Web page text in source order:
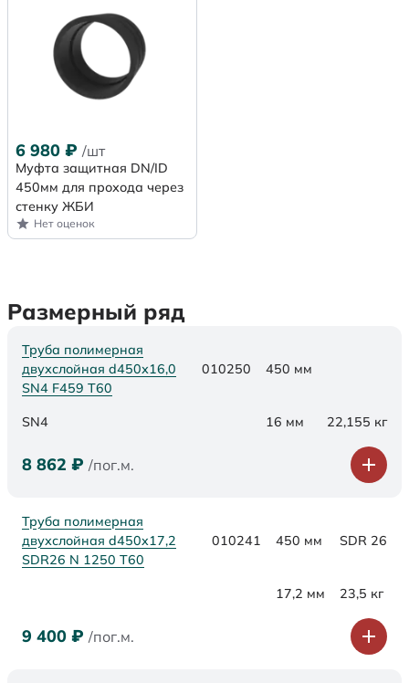
6 980 ₽ /шт
Муфта защитная DN/ID
450мм для прохода через
стенку ЖБИ
Нет оценок
Размерный ряд
Труба полимерная
двухслойная d450х16,0
SN4 F459 Т60
010250 450 мм
SN4 16 мм 22,155 кг
8 862 ₽ /пог.м.
Труба полимерная
двухслойная d450x17,2
SDR26 N 1250 Т60
010241 450 мм SDR 26
17,2 мм 23,5 кг
9 400 ₽ /пог.м.